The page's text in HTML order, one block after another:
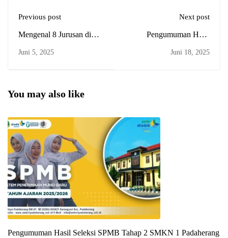
Previous post
Mengenal 8 Jurusan di
untuk Calon Siswa Baru
Juni 5, 2025
Next post
Pengumuman Hasil
SMKN 1 Padaherang
Juni 18, 2025
You may also like
Pengumuman Hasil Seleksi SPMB Tahap 2 SMKN 1 Padaherang